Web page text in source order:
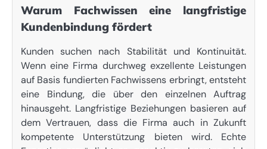
Warum Fachwissen eine langfristige
Kundenbindung fördert
Kunden suchen nach Stabilität und Kontinuität.
Wenn eine Firma durchweg exzellente Leistungen
auf Basis fundierten Fachwissens erbringt, entsteht
eine Bindung, die über den einzelnen Auftrag
hinausgeht. Langfristige Beziehungen basieren auf
dem Vertrauen, dass die Firma auch in Zukunft
kompetente Unterstützung bieten wird. Echte